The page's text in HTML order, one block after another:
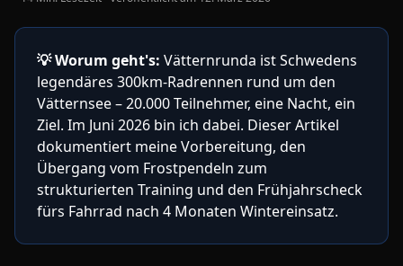
💡Worum geht's: Vätternrunda ist Schwedens
legendäres 300km-Radrennen rund um den
Vätternsee – 20.000 Teilnehmer, eine Nacht, ein
Ziel. Im Juni 2026 bin ich dabei. Dieser Artikel
dokumentiert meine Vorbereitung, den
Übergang vom Frostpendeln zum
strukturierten Training und den Frühjahrscheck
fürs Fahrrad nach 4 Monaten Wintereinsatz.